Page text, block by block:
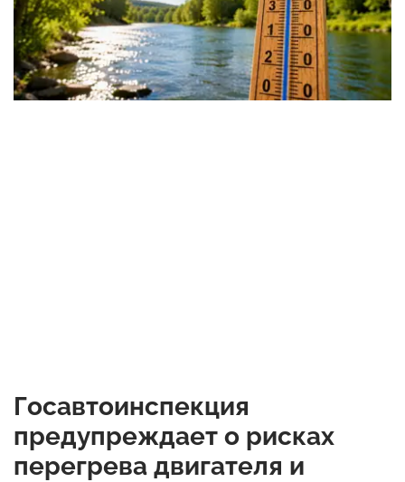
Госавтоинспекция
предупреждает о рисках
перегрева двигателя и